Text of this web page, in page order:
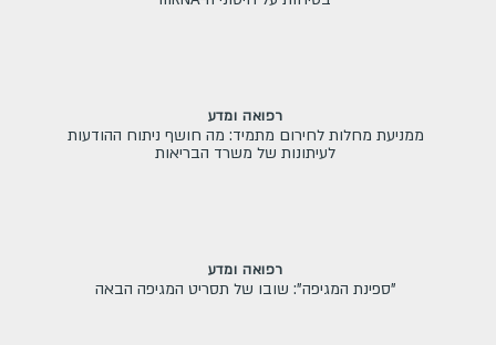
רפואה ומדע
ממניעת מחלות לחירום מתמיד: מה חושף ניתוח ההודעות
לעיתונות של משרד הבריאות
רפואה ומדע
"ספינת המגיפה": שובו של תסריט המגיפה הבאה